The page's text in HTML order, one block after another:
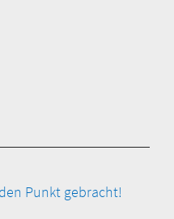
Punkt gebracht!